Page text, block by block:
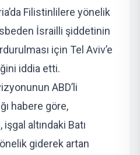
Filistinlilere yönelik
İsrailli şiddetinin
için Tel Aviv’e
iddia etti.
ABD’li
habere göre,
altındaki Batı
giderek artan